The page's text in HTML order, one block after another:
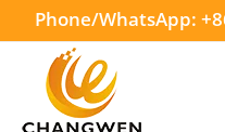
Phone/WhatsApp: